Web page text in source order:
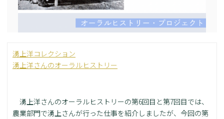
湧上洋コレクション
湧上洋さんのオーラルヒストリー
湧上洋さんのオーラルヒストリーの第6回目と第7回目では、
農業部門で湧上さんが行った仕事を紹介しましたが、今回の第